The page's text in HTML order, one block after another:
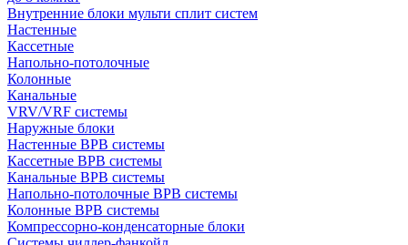
Внутренние блоки мульти сплит систем
Настенные
Кассетные
Напольно-потолочные
Колонные
Канальные
VRV/VRF системы
Наружные блоки
Настенные ВРВ системы
Кассетные ВРВ системы
Канальные ВРВ системы
Напольно-потолочные ВРВ системы
Колонные ВРВ системы
Компрессорно-конденсаторные блоки